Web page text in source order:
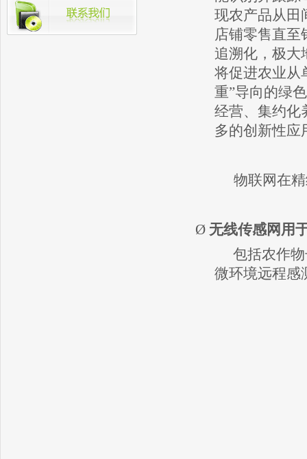
现农产品从田
店铺零售直
追溯化，极大
将促进农业从
重”导向的绿
经营、集约化
多的创新性应
物联网在
Ø 无线传感网用
包括农作
微环境远程感